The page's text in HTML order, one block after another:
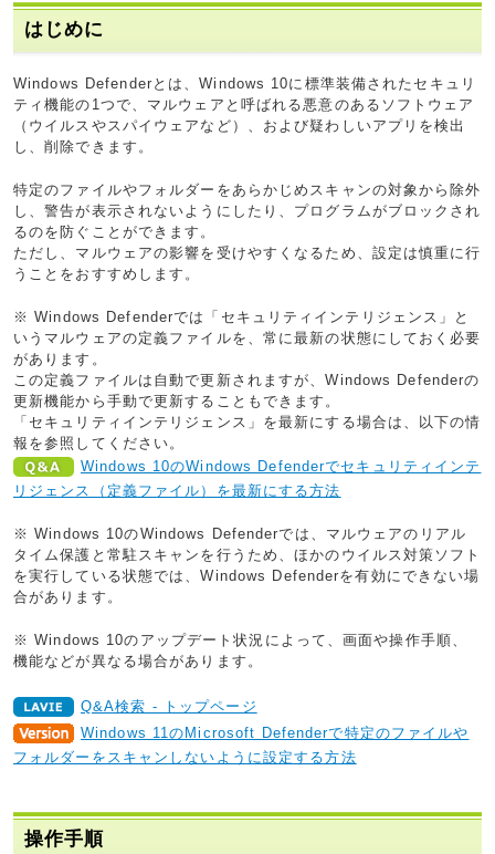
はじめに
Windows Defenderとは、Windows 10に標準装備されたセキュリ
ティ機能の1つで、マルウェアと呼ばれる悪意のあるソフトウェア
（ウイルスやスパイウェアなど）、および疑わしいアプリを検出
し、削除できます。
特定のファイルやフォルダーをあらかじめスキャンの対象から除外
し、警告が表示されないようにしたり、プログラムがブロックされ
るのを防ぐことができます。
ただし、マルウェアの影響を受けやすくなるため、設定は慎重に行
うことをおすすめします。
※ Windows Defenderでは「セキュリティインテリジェンス」と
いうマルウェアの定義ファイルを、常に最新の状態にしておく必要
があります。
この定義ファイルは自動で更新されますが、Windows Defenderの
更新機能から手動で更新することもできます。
「セキュリティインテリジェンス」を最新にする場合は、以下の情
報を参照してください。
Windows 10のWindows Defenderでセキュリティインテ
リジェンス（定義ファイル）を最新にする方法
※ Windows 10のWindows Defenderでは、マルウェアのリアル
タイム保護と常駐スキャンを行うため、ほかのウイルス対策ソフト
を実行している状態では、Windows Defenderを有効にできない場
合があります。
※ Windows 10のアップデート状況によって、画面や操作手順、
機能などが異なる場合があります。
Q&A検索 - トップページ
Windows 11のMicrosoft Defenderで特定のファイルや
フォルダーをスキャンしないように設定する方法
操作手順